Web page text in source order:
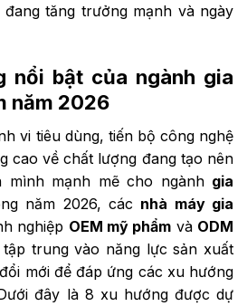
tăng trưởng mạnh và ngày
nổi bật của ngành gia
năm 2026
vi tiêu dùng, tiến bộ công nghệ
cao về chất lượng đang tạo nên
mình mạnh mẽ cho ngành gia
năm 2026, các nhà máy gia
nghiệp OEM mỹ phẩm và ODM
trung vào năng lực sản xuất
mới để đáp ứng các xu hướng
đây là 8 xu hướng được dự